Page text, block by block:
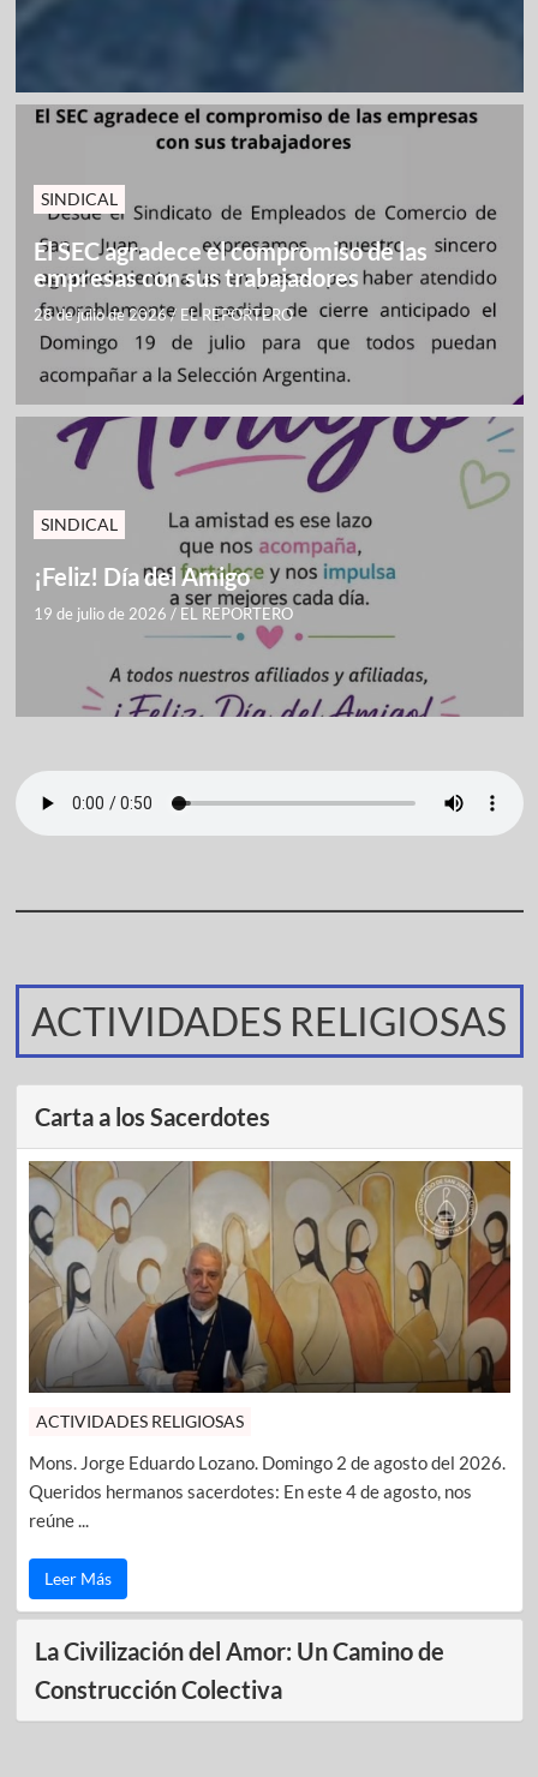
SINDICAL
El SEC agradece el compromiso de las
empresas con sus trabajadores
28 de julio de 2026/ EL REPORTERO
SINDICAL
¡Feliz! Día del Amigo
19 de julio de 2026 / EL REPORTERO
ACTIVIDADES RELIGIOSAS
Carta a los Sacerdotes
ACTIVIDADES RELIGIOSAS
Mons. Jorge Eduardo Lozano. Domingo 2 de agosto del 2026.
Queridos hermanos sacerdotes: En este 4 de agosto, nos
reúne ...
Leer Más
La Civilización del Amor: Un Camino de
Construcción Colectiva